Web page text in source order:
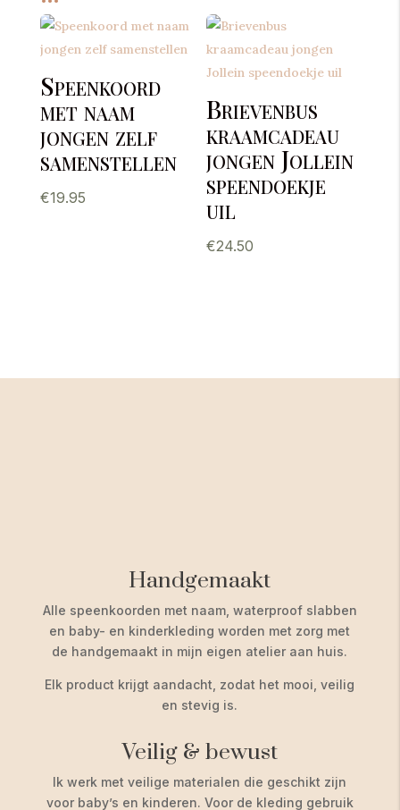
Speenkoord
met naam
jongen zelf
samenstellen
€19.95
Brievenbus
kraamcadeau
jongen Jollein
speendoekje
uil
€24.50
Handgemaakt
Alle speenkoorden met naam, waterproof slabben
en baby- en kinderkleding worden met zorg met
de handgemaakt in mijn eigen atelier aan huis.
Elk product krijgt aandacht, zodat het mooi, veilig
en stevig is.
Veilig & bewust
Ik werk met veilige materialen die geschikt zijn
voor baby’s en kinderen. Voor de kleding gebruik